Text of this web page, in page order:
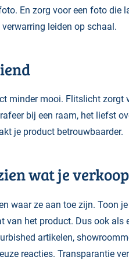
En zorg voor een foto die
leiden op schaal.
minder mooi. Flitslicht zorgt
bij een raam, het liefst
je product betrouwbaarder.
wat je
waar ze aan toe zijn. Toon
van het product. Dus ook als
artikelen,
reacties. Transparantie